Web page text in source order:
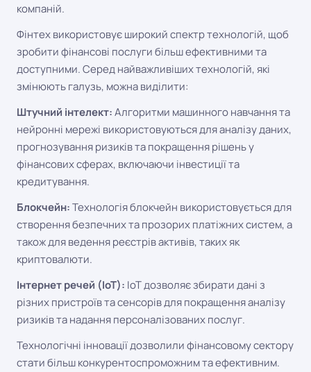
компаній.
Фінтех використовує широкий спектр технологій, щоб
зробити фінансові послуги більш ефективними та
доступними. Серед найважливіших технологій, які
змінюють галузь, можна виділити:
Штучний інтелект:Алгоритми машинного навчання та
нейронні мережі використовуються для аналізу даних,
прогнозування ризиків та покращення рішень у
фінансових сферах, включаючи інвестиції та
кредитування.
Блокчейн:Технологія блокчейн використовується для
створення безпечних та прозорих платіжних систем, а
також для ведення реєстрів активів, таких як
криптовалюти.
Інтернет речей (IoT): IoT дозволяє збирати дані з
різних пристроїв та сенсорів для покращення аналізу
ризиків та надання персоналізованих послуг.
Технологічні інновації дозволили фінансовому сектору
стати більш конкурентоспроможним та ефективним.